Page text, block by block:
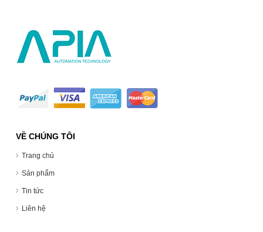
VỀ CHÚNG TÔI
Trang chủ
Sản phẩm
Tin tức
Liên hệ